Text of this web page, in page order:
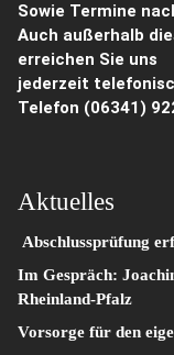
Sowie Termine
Auch außerhalb
erreichen Sie uns
jederzeit
Telefon (06341)
Aktuelles
Abschlussprüfung
Im Gespräch:
Rheinland-Pfalz
Vorsorge für den